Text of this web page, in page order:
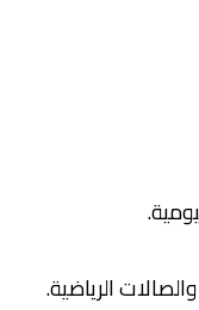
الرياضية.